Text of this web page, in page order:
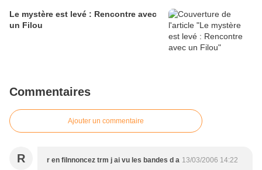
Le mystère est levé : Rencontre avec
un Filou
Commentaires
Ajouter un commentaire
R r en filnnoncez trm j ai vu les bandes d a 13/03/2006 14:22